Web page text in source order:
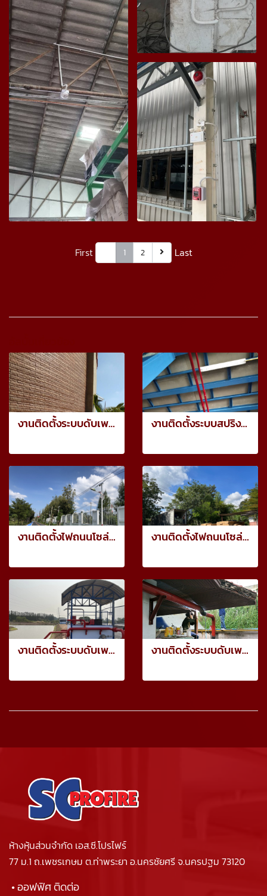
First 1 2 Last
งานติดตั้งระบบดับเพลิง (สำหรับปั๊มหาบหาม) - บริษัท เซ็นเตอร์ แพค จำกัด
งานติดตั้งระบบสปริงเกอร์ดับเพลิง - บริษัท ไทยโตโยโฟม อินดัสทรี จำกัด
งานติดตั้งไฟถนนโซล่าเซลล์ - โรงเรียนนายร้อยตำรวจสามพราน
งานติดตั้งไฟถนนโซล่าเซลล์ - จำนวน 800 ต้น
งานติดตั้งระบบดับเพลิง - โครงการ AS ภูเขียว
งานติดตั้งระบบดับเพลิง - บริษัท คาสเดย์ (ประเทศไทย) คอร์โปเรชั่น จำกัด
ห้างหุ้นส่วนจำกัด เอส.ซี.โปรไฟร์
77 ม.1 ถ.เพชรเกษม ต.ท่าพระยา อ.นครชัยศรี จ.นครปฐม 73120
• ออฟฟิศ ติดต่อ